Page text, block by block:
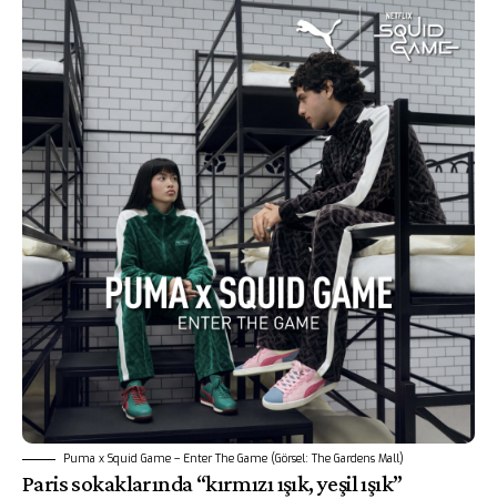
Puma x Squid Game – Enter The Game (Görsel: The Gardens Mall)
Paris sokaklarında “kırmızı ışık, yeşil ışık”